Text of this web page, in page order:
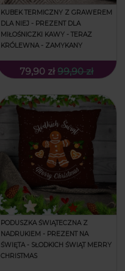
KUBEK TERMICZNY Z GRAWEREM
DLA NIEJ - PREZENT DLA
MIŁOŚNICZKI KAWY - TERAZ
KRÓLEWNA - ZAMYKANY
79,90 zł 99,90 zł
PODUSZKA ŚWIĄTECZNA Z
NADRUKIEM - PREZENT NA
ŚWIĘTA - SŁODKICH ŚWIĄT MERRY
CHRISTMAS